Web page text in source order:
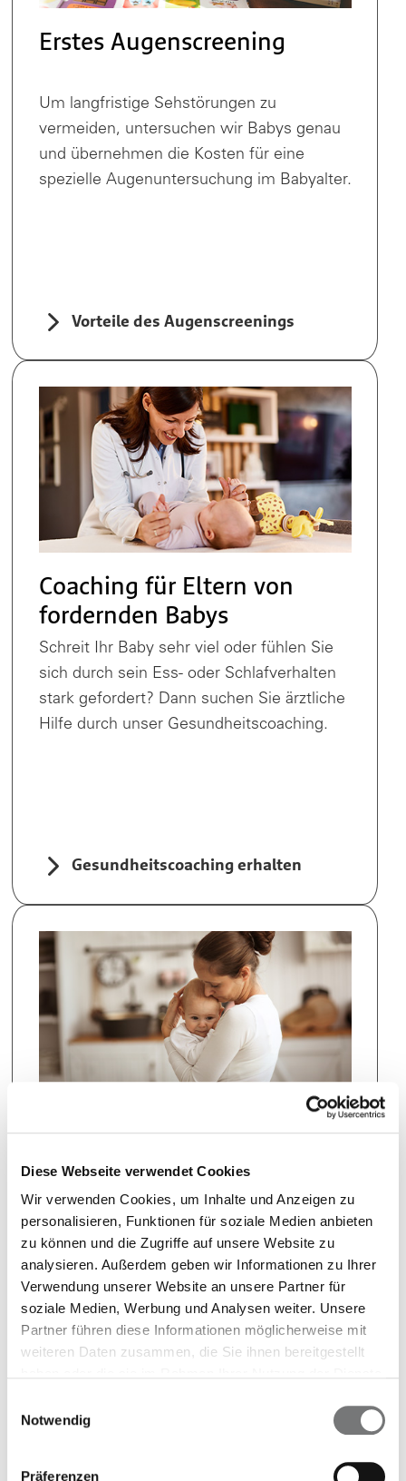
Diese Webseite verwendet Cookies
Wir verwenden Cookies, um Inhalte und Anzeigen zu
personalisieren, Funktionen für soziale Medien anbieten
zu können und die Zugriffe auf unsere Website zu
analysieren. Außerdem geben wir Informationen zu Ihrer
Verwendung unserer Website an unsere Partner für
soziale Medien, Werbung und Analysen weiter. Unsere
Partner führen diese Informationen möglicherweise mit
weiteren Daten zusammen, die Sie ihnen bereitgestellt
Notwendig
Präferenzen
Erstes Augenscreening
Um langfristige Sehstörungen zu
vermeiden, untersuchen wir Babys genau
und übernehmen die Kosten für eine
spezielle Augenuntersuchung im Babyalter.
Vorteile des Augenscreenings
Coaching für Eltern von
fordernden Babys
Schreit Ihr Baby sehr viel oder fühlen Sie
sich durch sein Ess- oder Schlafverhalten
stark gefordert? Dann suchen Sie ärztliche
Hilfe durch unser Gesundheitscoaching.
Gesundheitscoaching erhalten
INFORM für Babys
Ist Ihr Baby (erneut) an Krebs erkrankt? Ein
neuartiges Analyseverfahren bietet die
Möglichkeit auf eine zielgerichtete
Therapie und erhöhte Heilungschancen.